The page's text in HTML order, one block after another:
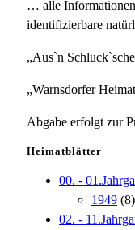
… alle
identifizierbare
„Aus`n
„Warnsdorfer
Abgabe erfolgt zur
Heimatblätter
00. -
1949 (8)
02. -